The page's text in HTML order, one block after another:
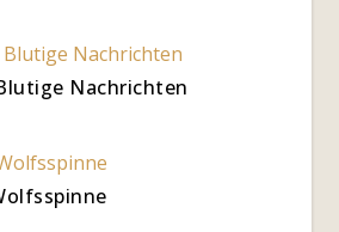
Nachrichten